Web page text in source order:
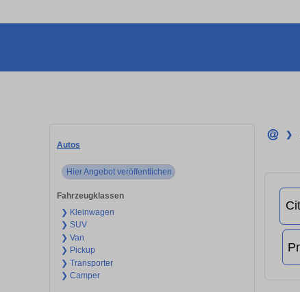
Autos
Hier Angebot veröffentlichen
Fahrzeugklassen
❯ Kleinwagen
❯ SUV
❯ Van
❯ Pickup
❯ Transporter
❯ Camper
❯